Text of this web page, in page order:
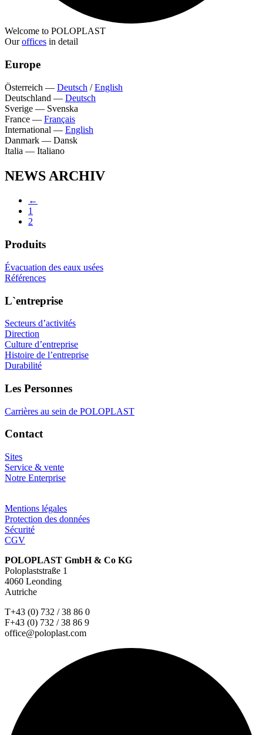
Welcome to POLOPLAST
Ouroffices in detail
Europe
Österreich — Deutsch /English
Deutschland — Deutsch
Sverige — Svenska
France — Français
International — English
Danmark — Dansk
Italia — Italiano
NEWS ARCHIV
←
1
2
Produits
Évacuation des eaux usées
Références
L`entreprise
Secteurs d’activités
Direction
Culture d’entreprise
Histoire de l’entreprise
Durabilité
Les Personnes
Carrières au sein de POLOPLAST
Contact
Sites
Service & vente
Notre Enterprise
Mentions légales
Protection des données
Sécurité
CGV
POLOPLAST GmbH & Co KG
Poloplaststraße 1
4060 Leonding
Autriche
T+43 (0) 732 / 38 86 0
F+43 (0) 732 / 38 86 9
office@poloplast.com